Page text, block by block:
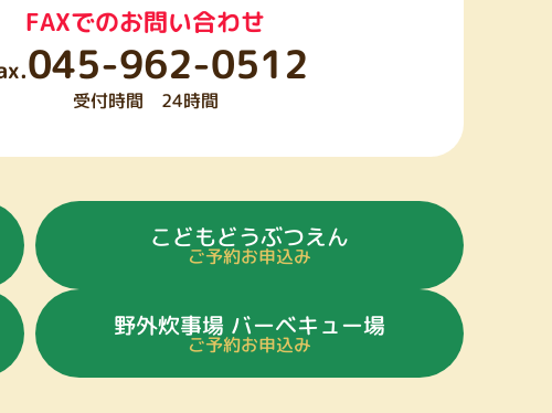
FAXでのお問い合わせ
045-962-0512
受付時間 24時間
こどもどうぶつえん
ご予約お申込み
野外炊事場 バーベキュー場
ご予約お申込み